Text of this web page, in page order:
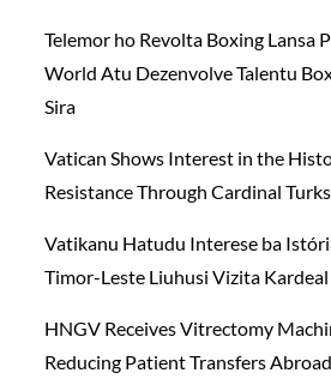
Telemor ho Revolta Boxing Lansa
World Atu Dezenvolve Talentu
Sira
Vatican Shows Interest in the
Resistance Through Cardinal
Vatikanu Hatudu Interese ba
Timor-Leste Liuhusi Vizita
HNGV Receives Vitrectomy
Reducing Patient Transfers Abroad